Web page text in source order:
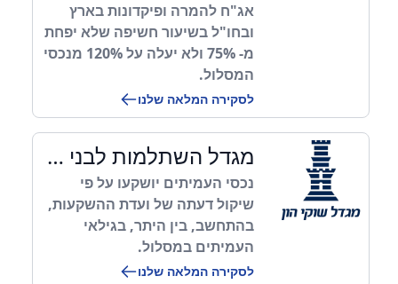
אג"ח להמרה ופיקדונות בארץ
ובחו"ל בשיעור חשיפה שלא יפחת
מ- 75% ולא יעלה על 120% מנכסי
המסלול.
לסקירה המלאה שלנו
מגדל השתלמות לבני 60 ומעלה
נכסי העמיתים יושקעו על פי
שיקול דעתה של ועדת ההשקעות,
בהתחשב, בין היתר, בגילאי
העמיתים במסלול.
לסקירה המלאה שלנו